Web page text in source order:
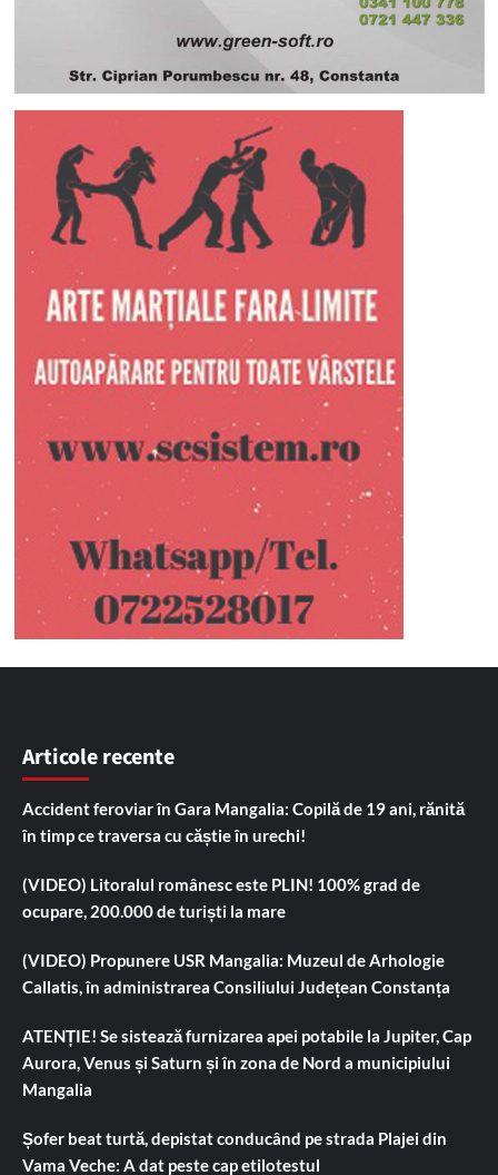
Articole recente
Accident feroviar în Gara Mangalia: Copilă de 19 ani, rănită
în timp ce traversa cu căștie în urechi!
(VIDEO) Litoralul românesc este PLIN! 100% grad de
ocupare, 200.000 de turiști la mare
(VIDEO) Propunere USR Mangalia: Muzeul de Arhologie
Callatis, în administrarea Consiliului Județean Constanța
ATENȚIE! Se sistează furnizarea apei potabile la Jupiter, Cap
Aurora, Venus și Saturn și în zona de Nord a municipiului
Mangalia
Șofer beat turtă, depistat conducând pe strada Plajei din
Vama Veche: A dat peste cap etilotestul